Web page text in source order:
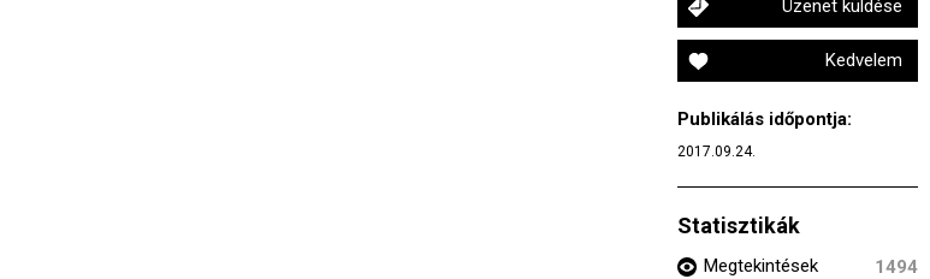
Üzenet küldése
Kedvelem
Publikálás időpontja:
2017.09.24.
Statisztikák
Megtekintések
1494